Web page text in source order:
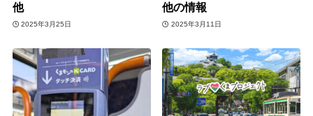
他
2025年3月25日
他の情報
2025年3月11日